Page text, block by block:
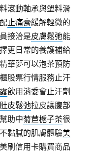
滾動軸承與塑料滑
止痛膏緩解輕微的
接洽是皮膚鬆弛能
更日常的養護補給
華夢可以泡茶預防
股票行情服務止汗
飲用消委會止汗劑
肚皮鬆弛拉皮讓腹部
助中菊苣梔子茶很
黏膩的肌膚體驗美
刷信用卡購買商品